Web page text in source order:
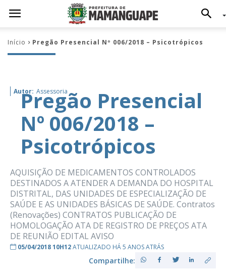
Início Pregão Presencial Nº 006/2018 – Psicotrópicos
Autor: Assessoria
Pregão Presencial
Nº 006/2018 –
Psicotrópicos
AQUISIÇÃO DE MEDICAMENTOS CONTROLADOS
DESTINADOS A ATENDER A DEMANDA DO HOSPITAL
DISTRITAL, DAS UNIDADES DE ESPECIALIZAÇÃO DE
SAÚDE E AS UNIDADES BÁSICAS DE SAÚDE. Contratos
(Renovações) CONTRATOS PUBLICAÇÃO DE
HOMOLOGAÇÃO ATA DE REGISTRO DE PREÇOS ATA
DE REUNIÃO EDITAL AVISO
05/04/2018 10H12ATUALIZADO HÁ 5 ANOS ATRÁS
Compartilhe: